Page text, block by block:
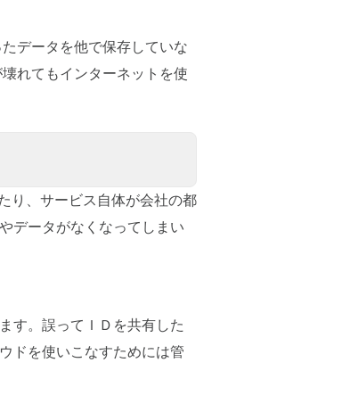
データを他で保存していな
れてもインターネットを使
り、サービス自体が会社の都
データがなくなってしまい
す。誤ってＩＤを共有した
ドを使いこなすためには管